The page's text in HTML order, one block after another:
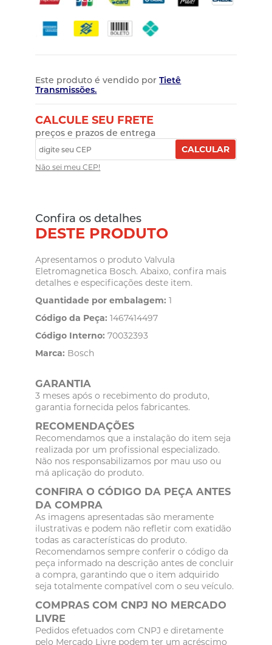
Este produto é vendido porTietê
Transmissões.
CALCULE SEU FRETE
preços e prazos de entrega
CALCULAR
Não sei meu CEP!
Confira os detalhes
DESTE PRODUTO
Apresentamos o produto Valvula
Eletromagnetica Bosch. Abaixo, confira mais
detalhes e especificações deste item.
Quantidade por embalagem: 1
Código da Peça: 1467414497
Código Interno: 70032393
Marca: Bosch
GARANTIA
3 meses após o recebimento do produto,
garantia fornecida pelos fabricantes.
RECOMENDAÇÕES
Recomendamos que a instalação do item seja
realizada por um profissional especializado.
Não nos responsabilizamos por mau uso ou
má aplicação do produto.
CONFIRA O CÓDIGO DA PEÇA ANTES
DA COMPRA
As imagens apresentadas são meramente
ilustrativas e podem não refletir com exatidão
todas as características do produto.
Recomendamos sempre conferir o código da
peça informado na descrição antes de concluir
a compra, garantindo que o item adquirido
seja totalmente compatível com o seu veículo.
COMPRAS COM CNPJ NO MERCADO
LIVRE
Pedidos efetuados com CNPJ e diretamente
pelo Mercado Livre podem ter um acréscimo